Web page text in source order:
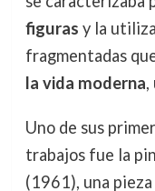
figuras y la
fragmentadas
la vida moderna,
Uno de sus
trabajos fue la
(1961), una